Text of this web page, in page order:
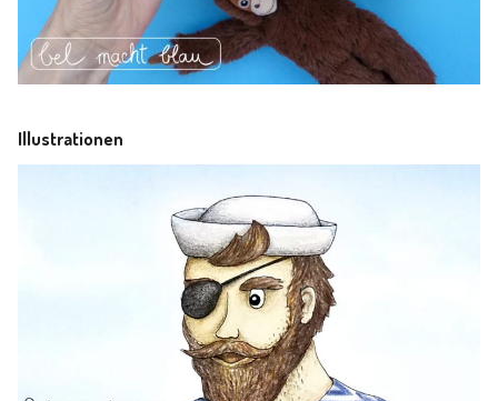
Illustrationen